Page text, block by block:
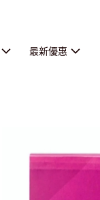
最新優惠